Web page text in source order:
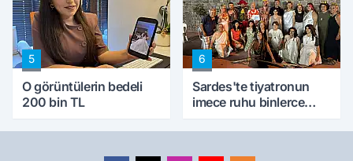
5
O görüntülerin bedeli
200 bin TL
6
Sardes'te tiyatronun
imece ruhu binlerce